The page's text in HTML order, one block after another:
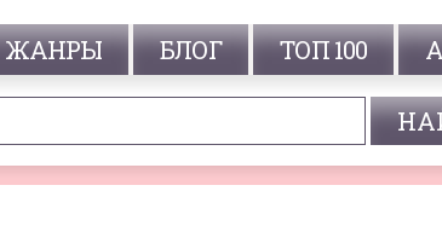
ЖАНРЫ БЛОГ ТОП 100